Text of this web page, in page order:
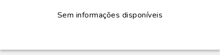
Sem informações disponíveis